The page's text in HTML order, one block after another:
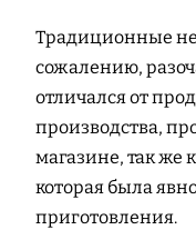
Традиционные
сожалению,
отличался от
производства,
магазине, так же
которая была
приготовления.